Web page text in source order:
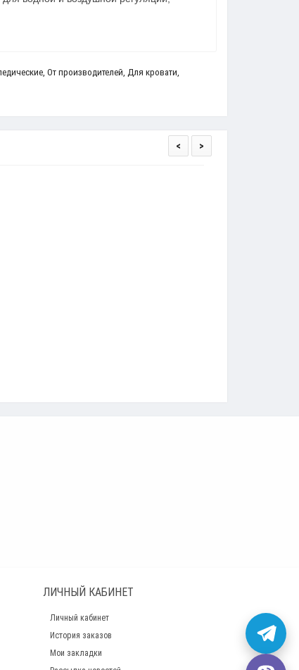
От производителей Для кровати
< >
ЛИЧНЫЙ КАБИНЕТ
Личный кабинет
История заказов
Мои закладки